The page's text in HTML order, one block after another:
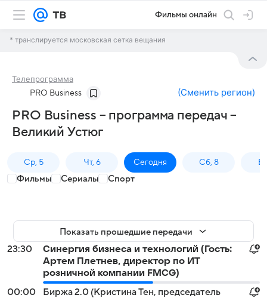
Фильмы онлайн
* транслируется московская сетка вещания
Телепрограмма
PRO Business (Сменить регион)
PRO Business – программа передач –
Великий Устюг
Ср, 5 Чт, 6 Сегодня Сб, 8
Фильмы Сериалы Спорт
Показать прошедшие передачи
23:30
Синергия бизнеса и технологий (Гость:
Артем Плетнев, директор по ИТ
розничной компании FMCG)
00:00
Биржа 2.0 (Кристина Тен, председатель